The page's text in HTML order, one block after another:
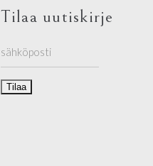
Tilaa uutiskirje